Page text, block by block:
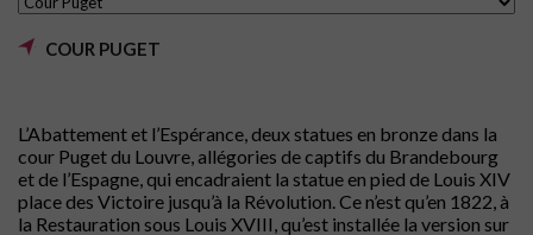
COUR PUGET
L’Abattement et l’Espérance, deux statues en bronze dans la
cour Puget du Louvre, allégories de captifs du Brandebourg
et de l’Espagne, qui encadraient la statue en pied de Louis XIV
place des Victoire jusqu’à la Révolution. Ce n’est qu’en 1822, à
la Restauration sous Louis XVIII, qu’est installée la version sur